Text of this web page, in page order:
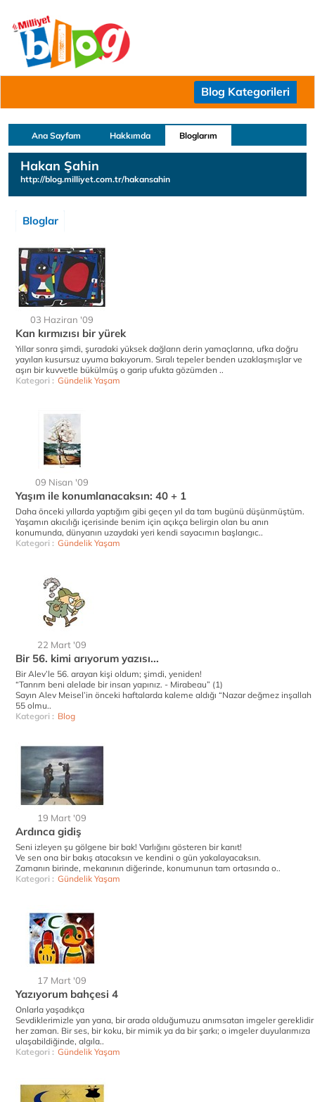
Blog Kategorileri
Ana Sayfam Hakkımda Bloglarım
Hakan Şahin
http://blog.milliyet.com.tr/hakansahin
Bloglar
03 Haziran '09
Kan kırmızısı bir yürek
Yıllar sonra şimdi, şuradaki yüksek dağların derin yamaçlarına, ufka doğru
yayılan kusursuz uyuma bakıyorum. Sıralı tepeler benden uzaklaşmışlar ve
aşırı bir kuvvetle bükülmüş o garip ufukta gözümden ..
Kategori : Gündelik Yaşam
09 Nisan '09
Yaşım ile konumlanacaksın: 40 + 1
Daha önceki yıllarda yaptığım gibi geçen yıl da tam bugünü düşünmüştüm.
Yaşamın akıcılığı içerisinde benim için açıkça belirgin olan bu anın
konumunda, dünyanın uzaydaki yeri kendi sayacımın başlangıc..
Kategori : Gündelik Yaşam
22 Mart '09
Bir 56. kimi arıyorum yazısı...
Bir Alev’le 56. arayan kişi oldum; şimdi, yeniden!
“Tanrım beni alelade bir insan yapınız. - Mirabeau” (1)
Sayın Alev Meisel’in önceki haftalarda kaleme aldığı “Nazar değmez inşallah
55 olmu..
Kategori : Blog
19 Mart '09
Ardınca gidiş
Seni izleyen şu gölgene bir bak! Varlığını gösteren bir kanıt!
Ve sen ona bir bakış atacaksın ve kendini o gün yakalayacaksın.
Zamanın birinde, mekanının diğerinde, konumunun tam ortasında o..
Kategori : Gündelik Yaşam
17 Mart '09
Yazıyorum bahçesi 4
Onlarla yaşadıkça
Sevdiklerimizle yan yana, bir arada olduğumuzu anımsatan imgeler gereklidir
her zaman. Bir ses, bir koku, bir mimik ya da bir şarkı; o imgeler duyularımıza
ulaşabildiğinde, algıla..
Kategori : Gündelik Yaşam